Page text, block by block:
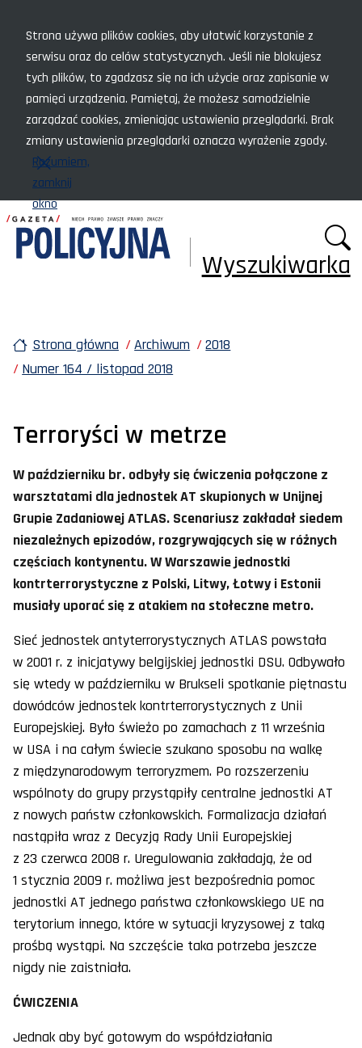
Strona używa plików cookies, aby ułatwić korzystanie z
serwisu oraz do celów statystycznych. Jeśli nie blokujesz
tych plików, to zgadzasz się na ich użycie oraz zapisanie w
pamięci urządzenia. Pamiętaj, że możesz samodzielnie
zarządzać cookies, zmieniając ustawienia przeglądarki. Brak
zmiany ustawienia przeglądarki oznacza wyrażenie zgody.
Rozumiem,
zamknij
okno
Wyszukiwarka
Strona główna Archiwum
2018
Numer 164 / listopad 2018
Terroryści w metrze
W październiku br. odbyły się ćwiczenia połączone z
warsztatami dla jednostek AT skupionych w Unijnej
Grupie Zadaniowej ATLAS. Scenariusz zakładał siedem
niezależnych epizodów, rozgrywających się w różnych
częściach kontynentu. W Warszawie jednostki
kontrterrorystyczne z Polski, Litwy, Łotwy i Estonii
musiały uporać się z atakiem na stołeczne metro.
Sieć jednostek antyterrorystycznych ATLAS powstała
w 2001 r. z inicjatywy belgijskiej jednostki DSU. Odbywało
się wtedy w październiku w Brukseli spotkanie piętnastu
dowódców jednostek kontrterrorystycznych z Unii
Europejskiej. Było świeżo po zamachach z 11 września
w USA i na całym świecie szukano sposobu na walkę
z międzynarodowym terroryzmem. Po rozszerzeniu
wspólnoty do grupy przystąpiły centralne jednostki AT
z nowych państw członkowskich. Formalizacja działań
nastąpiła wraz z Decyzją Rady Unii Europejskiej
z 23 czerwca 2008 r. Uregulowania zakładają, że od
1 stycznia 2009 r. możliwa jest bezpośrednia pomoc
jednostki AT jednego państwa członkowskiego UE na
terytorium innego, które w sytuacji kryzysowej z taką
prośbą wystąpi. Na szczęście taka potrzeba jeszcze
nigdy nie zaistniała.
ĆWICZENIA
Jednak aby być gotowym do współdziałania